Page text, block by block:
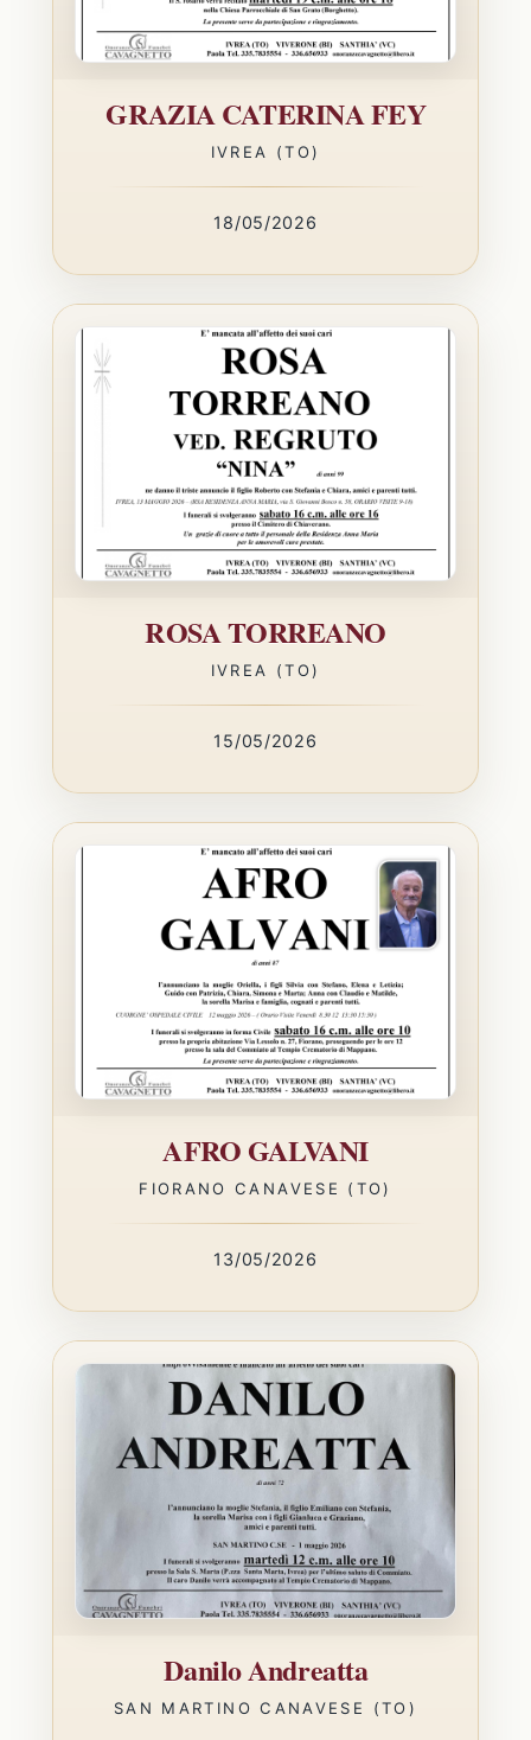
GRAZIA CATERINA FEY
IVREA (TO)
18/05/2026
ROSA TORREANO
IVREA (TO)
15/05/2026
AFRO GALVANI
FIORANO CANAVESE (TO)
13/05/2026
Danilo Andreatta
SAN MARTINO CANAVESE (TO)